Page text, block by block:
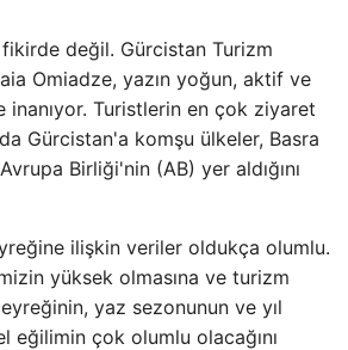
değil. Gürcistan Turizm
Omiadze, yazın yoğun, aktif ve
inanıyor. Turistlerin en çok ziyaret
Gürcistan'a komşu ülkeler, Basra
Birliği'nin (AB) yer aldığını
ilişkin veriler oldukça olumlu.
yüksek olmasına ve turizm
yaz sezonunun ve yıl
eğilimin çok olumlu olacağını